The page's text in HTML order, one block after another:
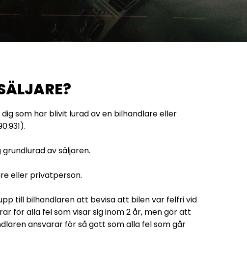
som har blivit lurad av en bilhandlare eller
av säljaren.
eller privatperson.
till bilhandlaren att bevisa att bilen var felfri vid
för alla fel som visar sig inom 2 år, men gör att
ansvarar för så gott som alla fel som går